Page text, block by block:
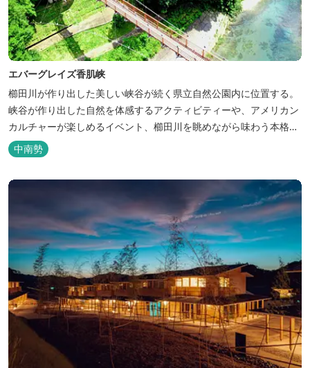
エバーグレイズ香肌峡
櫛田川が作り出した美しい峡谷が続く県立自然公園内に位置する。
峡谷が作り出した自然を体感するアクティビティーや、アメリカン
カルチャーが楽しめるイベント、櫛田川を眺めながら味わう本格的
なアメリカンＢＢＱを体験することができる。 松阪の観光情報は、
松阪観光インフォメーションサイト ワクワ...
中南勢